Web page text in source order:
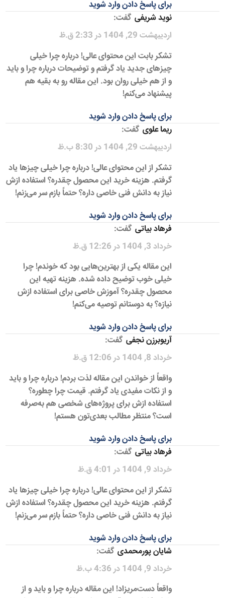
برای پاسخ دادن وارد شوید
نوید شریفی گفت:
اردیبهشت 29, 1404 در 2:33 ق.ظ
تشکر بابت این محتوای عالی! درباره چرا خیلی
چیزهای جدید یاد گرفتم و توضیحات درباره چرا و باید
و از هم خیلی روان بود. این مقاله رو به بقیه هم
پیشنهاد می‌کنم!
برای پاسخ دادن وارد شوید
ریما علوی گفت:
اردیبهشت 29, 1404 در 8:30 ب.ظ
تشکر از این محتوای عالی! درباره چرا خیلی چیزها یاد
گرفتم. هزینه خرید این محصول چقدره؟ استفاده ازش
نیاز به دانش فنی خاصی داره؟ حتماً بازم سر می‌زنم!
برای پاسخ دادن وارد شوید
فرهاد بیاتی گفت:
خرداد 3, 1404 در 12:26 ق.ظ
این مقاله یکی از بهترین‌هایی بود که خوندم! چرا
خیلی خوب توضیح داده شده. هزینه تهیه این
محصول چقدره؟ آموزش خاصی برای استفاده ازش
نیازه؟ به دوستانم توصیه می‌کنم!
برای پاسخ دادن وارد شوید
آریوبرزن نجفی گفت:
خرداد 8, 1404 در 12:06 ق.ظ
واقعاً از خواندن این مقاله لذت بردم! درباره چرا و باید
و از نکات مفیدی یاد گرفتم. قیمت چرا چطوره؟
استفاده ازش برای پروژه‌های شخصی هم به‌صرفه
است؟ منتظر مطالب بعدی‌تون هستم!
برای پاسخ دادن وارد شوید
فرهاد بیاتی گفت:
خرداد 9, 1404 در 4:01 ق.ظ
تشکر از این محتوای عالی! درباره چرا خیلی چیزها یاد
گرفتم. هزینه خرید این محصول چقدره؟ استفاده ازش
نیاز به دانش فنی خاصی داره؟ حتماً بازم سر می‌زنم!
برای پاسخ دادن وارد شوید
شایان پورمحمدی گفت:
خرداد 9, 1404 در 4:36 ب.ظ
واقعاً دست‌مریزاد! این مقاله درباره چرا و باید و از